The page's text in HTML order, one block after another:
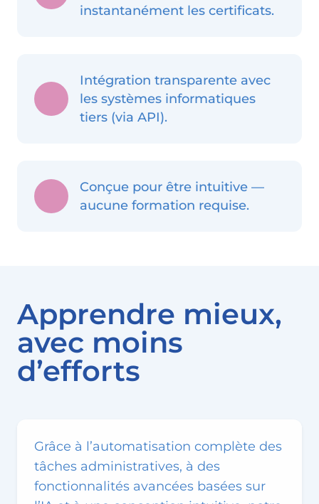
instantanément les certificats.
Intégration transparente avec
les systèmes informatiques
tiers (via API).
Conçue pour être intuitive —
aucune formation requise.
Apprendre mieux,
avec moins
d’efforts
Grâce à l’automatisation complète des
tâches administratives, à des
fonctionnalités avancées basées sur